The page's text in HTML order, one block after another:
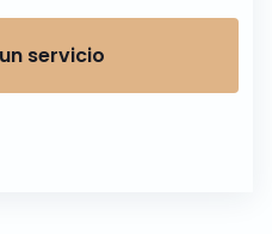
servicio